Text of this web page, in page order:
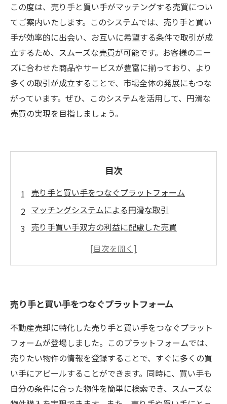
この度は、売り手と買い手がマッチングする売買につい
てご案内いたします。このシステムでは、売り手と買い
手が効率的に出会い、お互いに希望する条件で取引が成
立するため、スムーズな売買が可能です。お客様のニー
ズに合わせた商品やサービスが豊富に揃っており、より
多くの取引が成立することで、市場全体の発展にもつな
がっています。ぜひ、このシステムを活用して、円滑な
売買の実現を目指しましょう。
目次
売り手と買い手をつなぐプラットフォーム
マッチングシステムによる円滑な取引
売り手買い手双方の利益に配慮した売買
買い手にとって最適な商品を見つけるためのシ
売り手と買い手をつなぐプラットフォーム
不動産売却に特化した売り手と買い手をつなぐプラット
フォームが登場しました。このプラットフォームでは、
売りたい物件の情報を登録することで、すぐに多くの買
い手にアピールすることができます。同時に、買い手も
自分の条件に合った物件を簡単に検索でき、スムーズな